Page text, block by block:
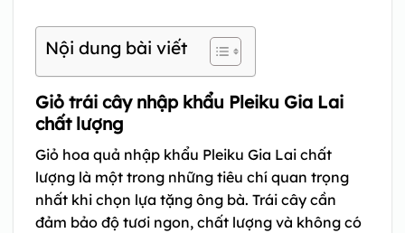
Nội dung bài viết
Giỏ trái cây nhập khẩu Pleiku Gia Lai
chất lượng
Giỏ hoa quả nhập khẩu Pleiku Gia Lai chất
lượng là một trong những tiêu chí quan trọng
nhất khi chọn lựa tặng ông bà. Trái cây cần
đảm bảo độ tươi ngon, chất lượng và không có